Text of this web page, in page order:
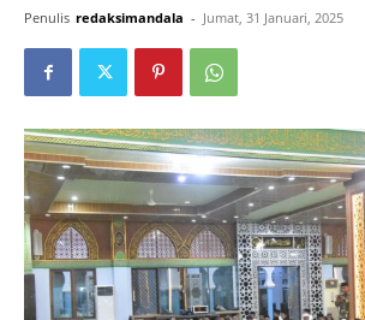
Penulis redaksimandala - Jumat, 31 Januari, 2025